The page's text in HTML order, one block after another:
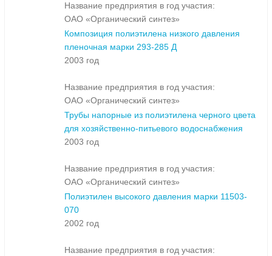
Название предприятия в год участия:
ОАО «Органический синтез»
Композиция полиэтилена низкого давления
пленочная марки 293-285 Д
2003 год
Название предприятия в год участия:
ОАО «Органический синтез»
Трубы напорные из полиэтилена черного цвета
для хозяйственно-питьевого водоснабжения
2003 год
Название предприятия в год участия:
ОАО «Органический синтез»
Полиэтилен высокого давления марки 11503-
070
2002 год
Название предприятия в год участия: